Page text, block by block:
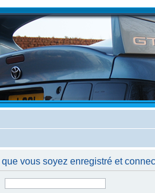
que vous soyez enregistré et